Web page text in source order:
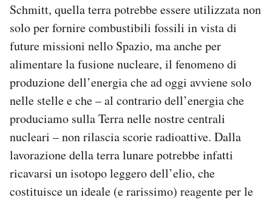
Schmitt, quella terra potrebbe essere utilizzata non
solo per fornire combustibili fossili in vista di
future missioni nello Spazio, ma anche per
alimentare la fusione nucleare, il fenomeno di
produzione dell’energia che ad oggi avviene solo
nelle stelle e che – al contrario dell’energia che
produciamo sulla Terra nelle nostre centrali
nucleari – non rilascia scorie radioattive. Dalla
lavorazione della terra lunare potrebbe infatti
ricavarsi un isotopo leggero dell’elio, che
costituisce un ideale (e rarissimo) reagente per le